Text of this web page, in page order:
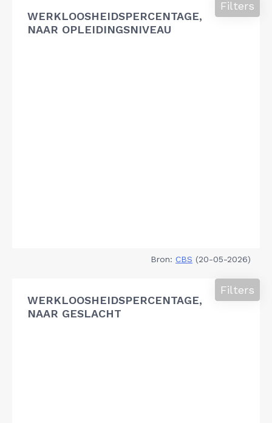
WERKLOOSHEIDSPERCENTAGE,
NAAR OPLEIDINGSNIVEAU
Filters
Bron: CBS (20-05-2026)
WERKLOOSHEIDSPERCENTAGE,
NAAR GESLACHT
Filters